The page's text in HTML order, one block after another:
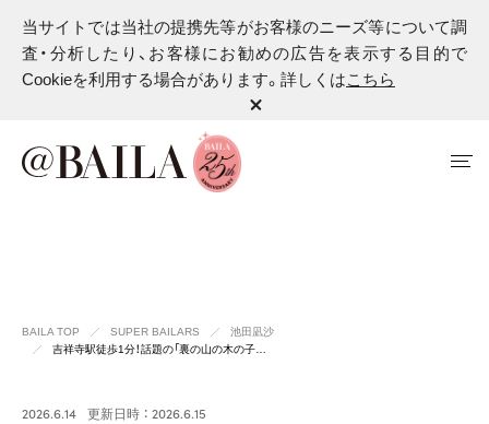
当サイトでは当社の提携先等がお客様のニーズ等について調
査・分析したり、お客様にお勧めの広告を表示する目的で
Cookieを利用する場合があります。詳しくはこちら
BAILA TOP SUPER BAILARS
池田凪沙
吉祥寺駅徒歩1分！話題の「裏の山の木の子…
2026.6.14 更新日時 ： 2026.6.15